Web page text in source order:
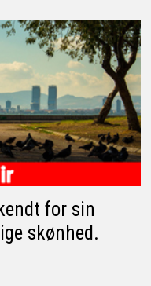
for sin
skønhed.